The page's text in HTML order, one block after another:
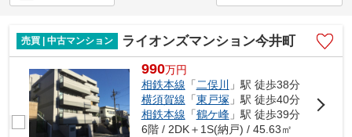
売買 | 中古マンション ライオンズマンション今井町
990万円
相鉄本線 「 二俣川
」駅 徒歩38分
横須賀線 「東戸塚 」駅 徒歩40分
相鉄本線 「鶴ケ峰」駅 徒歩39分
6階 / 2DK＋1S(納戸) / 45.63㎡